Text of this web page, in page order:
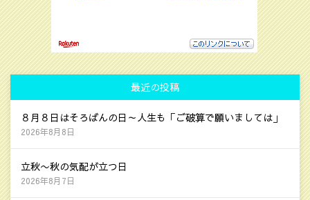
最近の投稿
８月８日はそろばんの日～人生も「ご破算で願いましては」
2026年8月8日
立秋〜秋の気配が立つ日
2026年8月7日